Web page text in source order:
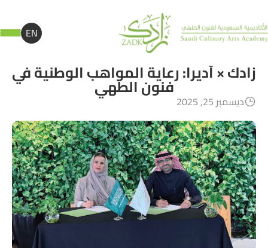
EN
زادك × أديرا: رعاية المواهب الوطنية في
فنون الطهي
ديسمبر 25, 2025